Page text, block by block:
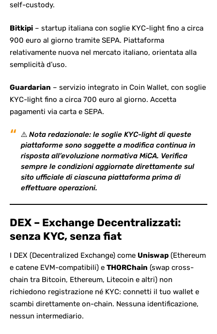
self-custody.
Bitkipi – startup italiana con soglie KYC-light fino a circa
900 euro al giorno tramite SEPA. Piattaforma
relativamente nuova nel mercato italiano, orientata alla
semplicità d’uso.
Guardarian – servizio integrato in Coin Wallet, con soglie
KYC-light fino a circa 700 euro al giorno. Accetta
pagamenti via carta e SEPA.
⚠️ Nota redazionale: le soglie KYC-light di queste
piattaforme sono soggette a modifica continua in
risposta all’evoluzione normativa MiCA. Verifica
sempre le condizioni aggiornate direttamente sul
sito ufficiale di ciascuna piattaforma prima di
effettuare operazioni.
DEX – Exchange Decentralizzati:
senza KYC, senza fiat
I DEX (Decentralized Exchange) come Uniswap (Ethereum
e catene EVM-compatibili) e THORChain (swap cross-
chain tra Bitcoin, Ethereum, Litecoin e altri) non
richiedono registrazione né KYC: connetti il tuo wallet e
scambi direttamente on-chain. Nessuna identificazione,
nessun intermediario.